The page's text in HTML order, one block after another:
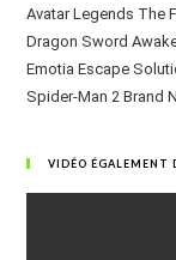
Avatar Legends The
Dragon Sword
Emotia Escape
Spider-Man 2 Brand
VIDÉO ÉGALEMENT